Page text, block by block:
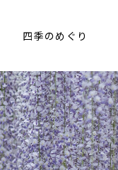
四季のめぐり